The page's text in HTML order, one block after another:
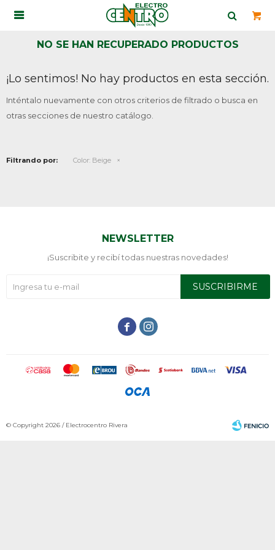

NO SE HAN RECUPERADO PRODUCTOS
¡Lo sentimos! No hay productos en esta sección.
Inténtalo nuevamente con otros criterios de filtrado o busca en
otras secciones de nuestro catálogo.
Filtrando por: Color: Beige
NEWSLETTER
¡Suscribite y recibí todas nuestras novedades!
SUSCRIBIRME
 
© Copyright 2026 / Electrocentro Rivera